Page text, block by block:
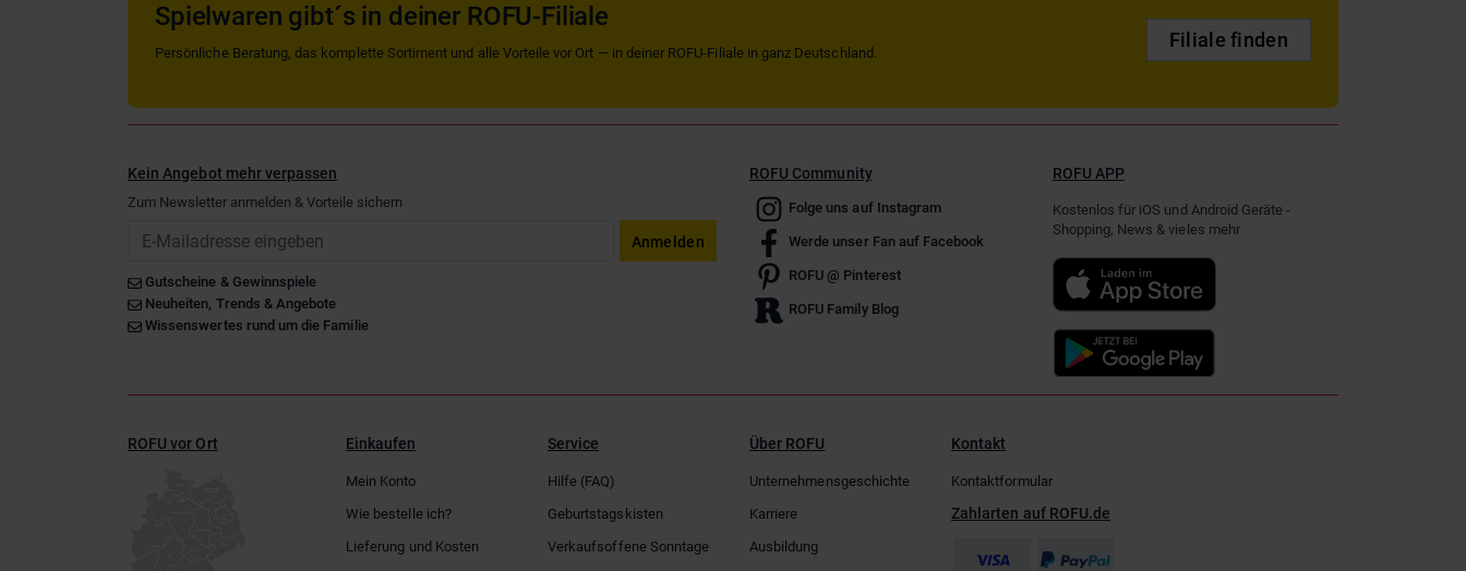
Spielwaren gibt´s in deiner ROFU-Filiale
Persönliche Beratung, das komplette Sortiment und alle Vorteile vor Ort — in deiner ROFU-Filiale in ganz Deutschland.
Filiale finden
Kein Angebot mehr verpassen
Zum Newsletter anmelden & Vorteile sichern
Anmelden
Gutscheine & Gewinnspiele
Neuheiten, Trends & Angebote
Wissenswertes rund um die Familie
ROFU Community
Folge uns auf Instagram
Werde unser Fan auf Facebook
ROFU @ Pinterest
ROFU Family Blog
ROFU APP
Kostenlos für iOS und Android Geräte -
Shopping, News & vieles mehr
ROFU vor Ort Einkaufen
Mein Konto
Wie bestelle ich?
Lieferung und Kosten
Service
Hilfe (FAQ)
Geburtstagskisten
Verkaufsoffene Sonntage
Über ROFU
Unternehmensgeschichte
Karriere
Ausbildung
Kontakt
Kontaktformular
Zahlarten auf ROFU.de